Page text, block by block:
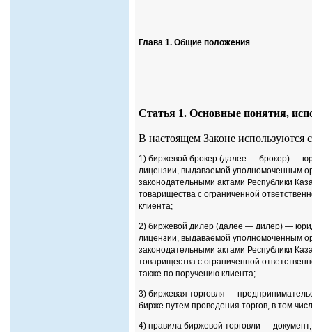
Глава 1. Общие положения
Статья 1. Основные понятия,
В настоящем Законе
1) биржевой брокер (далее — брокер) —
лицензии, выдаваемой уполномоченным
законодательными актами Республики
товарищества с ограниченной
клиента;
2) биржевой дилер (далее — дилер) —
лицензии, выдаваемой уполномоченным
законодательными актами Республики
товарищества с ограниченной
также по поручению клиента;
3) биржевая торговля —
бирже путем проведения торгов, в том
4) правила биржевой торговли —